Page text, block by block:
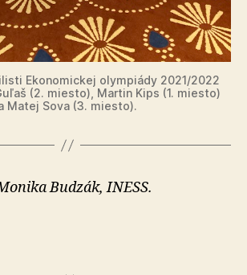
Ekonomickej olympiády 2021/2022
(2. miesto), Martin Kips (1. miesto)
Matej Sova (3. miesto).
Budzák, INESS.